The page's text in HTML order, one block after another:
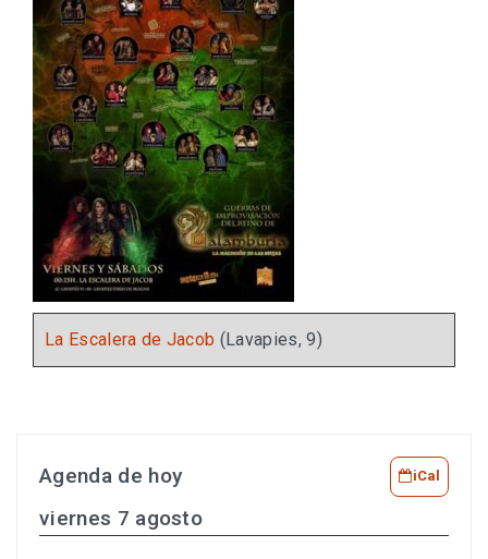
La Escalera de Jacob (Lavapies, 9)
Agenda de hoy iCal
viernes 7 agosto